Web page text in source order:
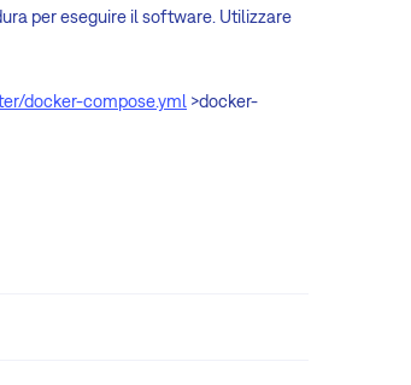
per eseguire il software. Utilizzare
docker-compose.yml >docker-